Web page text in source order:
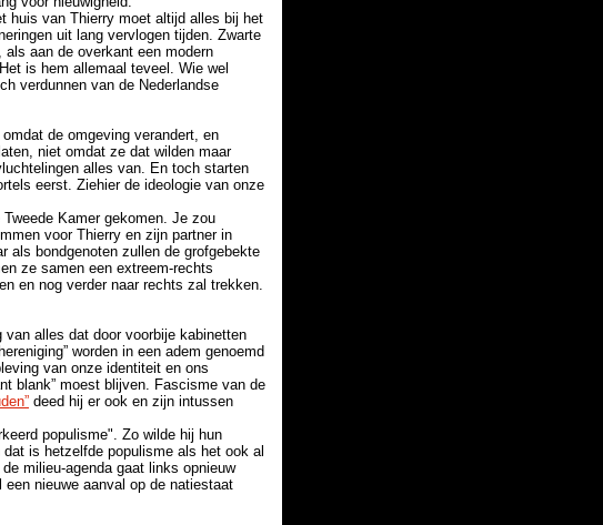
huis van Thierry moet altijd alles bij het
uit lang vervlogen tijden. Zwarte
aan de overkant een modern
is hem allemaal teveel. Wie wel
verdunnen van de Nederlandse
de omgeving verandert, en
niet omdat ze dat wilden maar
alles van. En toch starten
eerst. Ziehier de ideologie van onze
Kamer gekomen. Je zou
voor Thierry en zijn partner in
bondgenoten zullen de grofgebekte
ze samen een extreem-rechts
en nog verder naar rechts zal trekken.
alles dat door voorbije kabinetten
worden in een adem genoemd
van onze identiteit en ons
blank” moest blijven. Fascisme van de
deed hij er ook en zijn intussen
populisme". Zo wilde hij hun
is hetzelfde populisme als het ook al
milieu-agenda gaat links opnieuw
nieuwe aanval op de natiestaat